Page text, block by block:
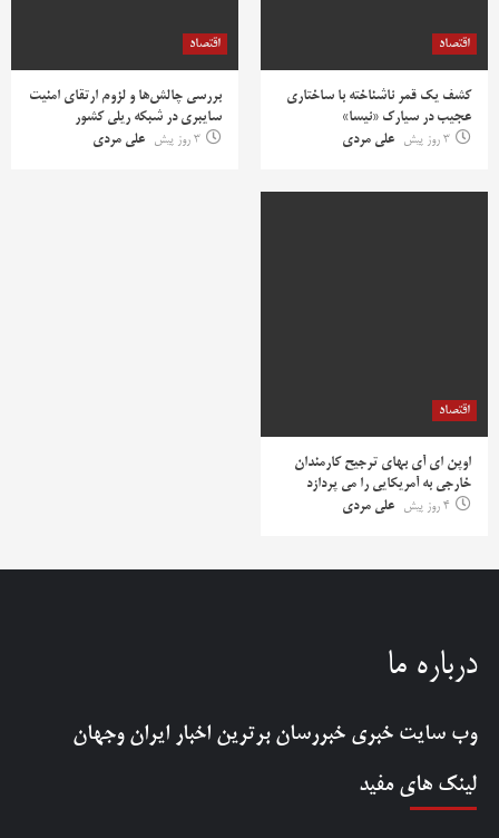
اقتصاد
کشف یک قمر ناشناخته با ساختاری
عجیب در سیارک «نیسا»
3 روز پیش
علی مردی
اقتصاد
بررسی چالش‌ها و لزوم ارتقای امنیت
سایبری در شبکه ریلی کشور
3 روز پیش
علی مردی
اقتصاد
اوپن ای آی بهای ترجیح کارمندان
خارجی به آمریکایی را می پردازد
4 روز پیش
علی مردی
درباره ما
وب سایت خبری خبررسان برترین اخبار ایران وجهان
لینک های مفید